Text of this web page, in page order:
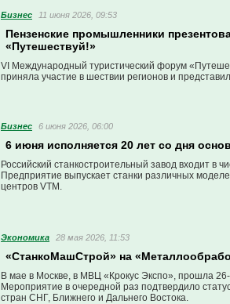
Бизнес 11 июня 2026, 09:53
Пензенские промышленники
«Путешествуй!»
VI Международный туристический форум
приняла участие в шествии регионов и
Бизнес 6 июня 2026, 06:00
6 июня исполняется 20 лет со дня
Российский станкостроительный завод входит
Предприятие выпускает станки различных
центров VTM.
Экономика 28 мая 2026, 11:53
«СтанкоМашСтрой» на
В мае в Москве, в МВЦ «Крокус Экспо», прошла
Мероприятие в очередной раз подтвердило
стран СНГ, Ближнего и Дальнего Востока.